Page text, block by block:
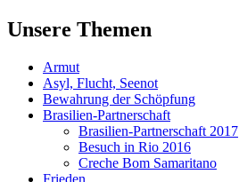
Unsere Themen
Armut
Asyl, Flucht, Seenot
Bewahrung der Schöpfung
Brasilien-Partnerschaft
Brasilien-Partnerschaft 2017
Besuch in Rio 2016
Creche Bom Samaritano
Frieden